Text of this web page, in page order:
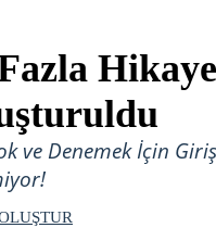
Hikaye
ve Denemek İçin Giriş